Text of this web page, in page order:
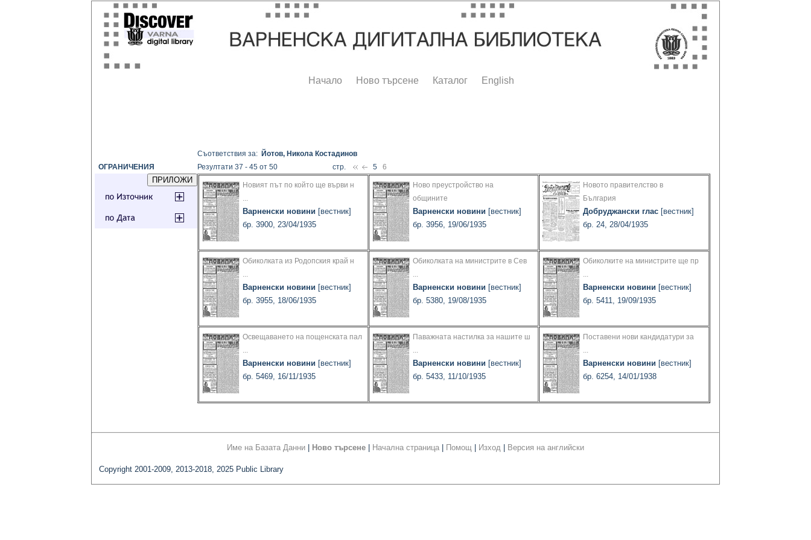
Начало Ново търсене Каталог English
ОГРАНИЧЕНИЯ
Съответствия за: Йотов, Никола Костадинов
Резултати 37 - 45 от 50
стр. 5 6
Новият път по който ще върви н
...
Варненски новини [вестник]
бр. 3900, 23/04/1935
Ново преустройство на
общините
Варненски новини [вестник]
бр. 3956, 19/06/1935
Новото правителство в
България
Добруджански глас [вестник]
бр. 24, 28/04/1935
Обиколката из Родопския край н
...
Варненски новини [вестник]
бр. 3955, 18/06/1935
Обиколката на министрите в Сев
...
Варненски новини [вестник]
бр. 5380, 19/08/1935
Обиколките на министрите ще пр
...
Варненски новини [вестник]
бр. 5411, 19/09/1935
Освещаването на пощенската пал
...
Варненски новини [вестник]
бр. 5469, 16/11/1935
Паважната настилка за нашите ш
...
Варненски новини [вестник]
бр. 5433, 11/10/1935
Поставени нови кандидатури за
...
Варненски новини [вестник]
бр. 6254, 14/01/1938
Име на Базата Данни Ново търсене Начална страница Помощ Изход Версия на английски
Copyright 2001-2009, 2013-2018, 2025 Public Library